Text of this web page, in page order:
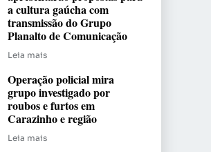
a cultura gaúcha com
transmissão do Grupo
Planalto de Comunicação
Leia mais
Operação policial mira
grupo investigado por
roubos e furtos em
Carazinho e região
Leia mais